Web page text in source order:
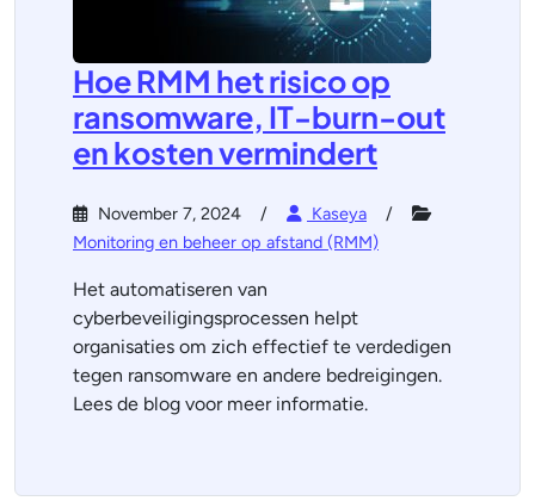
Hoe RMM het risico op
ransomware, IT-burn-out
en kosten vermindert
November 7, 2024
Kaseya
Monitoring en beheer op afstand (RMM)
Het automatiseren van
cyberbeveiligingsprocessen helpt
organisaties om zich effectief te verdedigen
tegen ransomware en andere bedreigingen.
Lees de blog voor meer informatie.